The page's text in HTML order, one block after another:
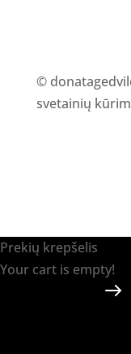
©
svetainių
Prekių krepšelis
Your cart is empty!